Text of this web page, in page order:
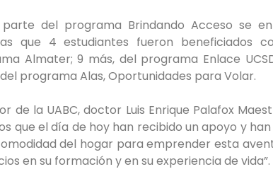
del programa Brindando Acceso se
que 4 estudiantes fueron beneficiados
Almater; 9 más, del programa Enlace
programa Alas, Oportunidades para Volar.
de la UABC, doctor Luis Enrique Palafox
que el día de hoy han recibido un apoyo y
del hogar para emprender esta
en su formación y en su experiencia de vida”.